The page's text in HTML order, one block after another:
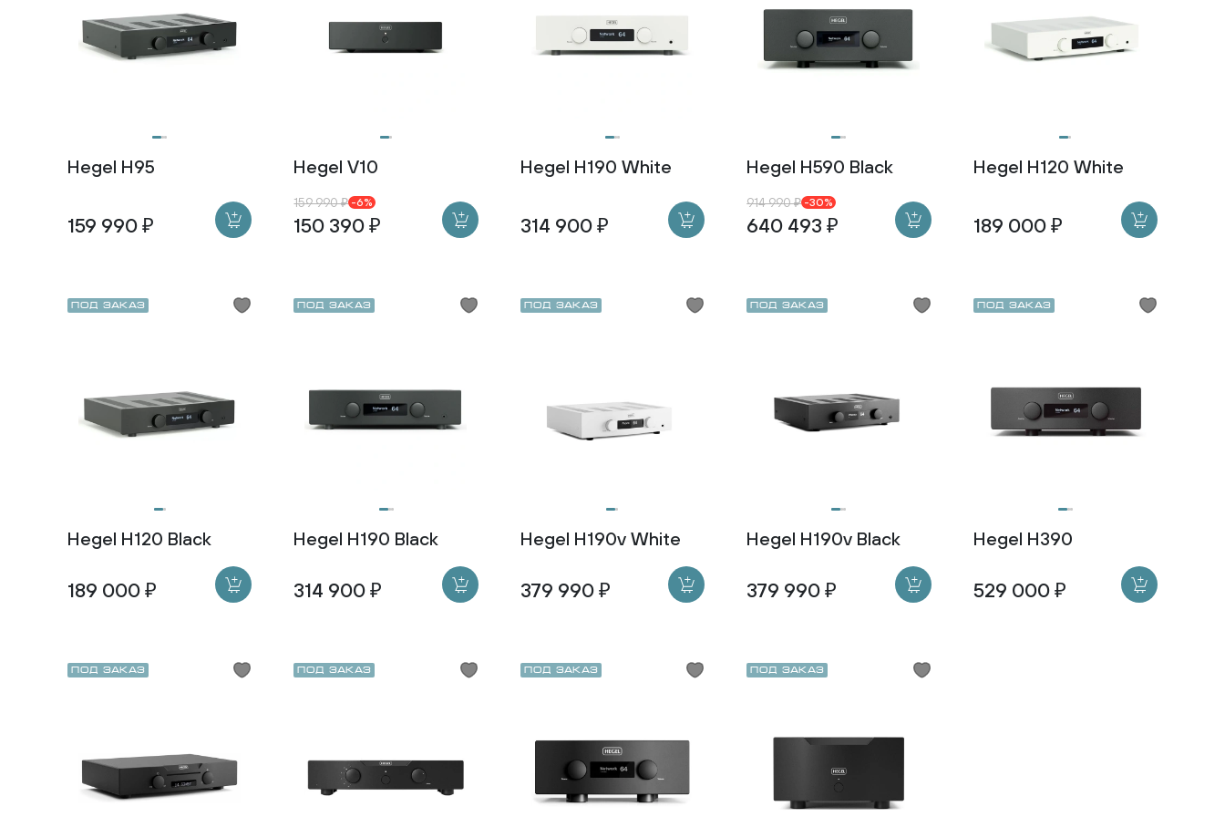
Hegel H95
159 990 ₽
Hegel V10
159 990 ₽ -6%
150 390 ₽
Hegel H190 White
314 900 ₽
Hegel H590 Black
914 990 ₽ -30%
640 493 ₽
Hegel H120 White
189 000 ₽
Под заказ
Hegel H120 Black
189 000 ₽
Под заказ
Hegel H190 Black
314 900 ₽
Под заказ
Hegel H190v White
379 990 ₽
Под заказ
Hegel H190v Black
379 990 ₽
Под заказ
Hegel H390
529 000 ₽
Под заказ Под заказ Под заказ Под заказ